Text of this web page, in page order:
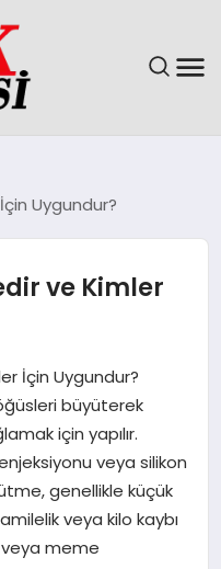
Uygundur?
ve Kimler
İçin Uygundur?
büyüterek
için yapılır.
veya silikon
genellikle küçük
veya kilo kaybı
veya meme